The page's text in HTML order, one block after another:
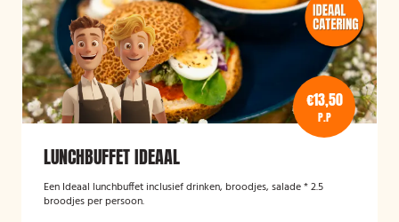
€13,50
P.P
LUNCHBUFFET IDEAAL
Een Ideaal lunchbuffet inclusief drinken, broodjes, salade * 2.5
broodjes per persoon.